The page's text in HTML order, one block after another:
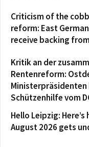
Criticism of the
reform: East
receive backing
Kritik an der
Rentenreform:
Ministerpräsidenten
Schützenhilfe vom
Hello Leipzig:
August 2026 gets